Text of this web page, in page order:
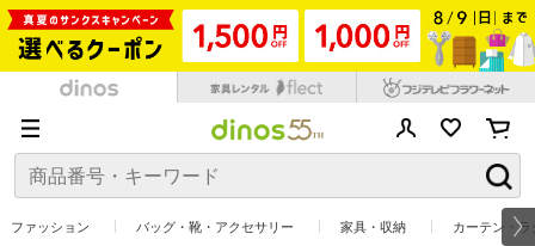
ファッション バッグ・靴・アクセサリー 家具・収納 カーテン・